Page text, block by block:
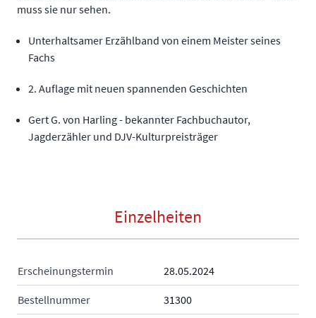
muss sie nur sehen.
Unterhaltsamer Erzählband von einem Meister seines
Fachs
2. Auflage mit neuen spannenden Geschichten
Gert G. von Harling - bekannter Fachbuchautor,
Jagderzähler und DJV-Kulturpreisträger
Einzelheiten
Erscheinungstermin 28.05.2024
Bestellnummer 31300